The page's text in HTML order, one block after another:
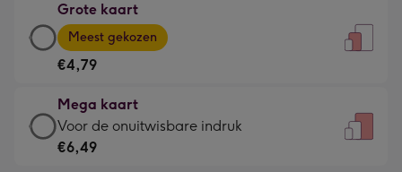
€3,49
-
Voor
kleine
gelukwens
-
Grote kaart
Grote
kaart
-
€4,79
-
Meest
gekozen
Meest gekozen
€4,79
Mega kaart
Mega
kaart
Voor de onuitwisbare indruk
€6,49